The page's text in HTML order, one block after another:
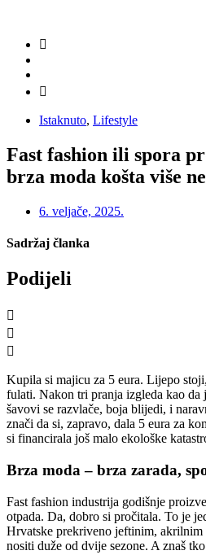
Istaknuto, Lifestyle
Fast fashion ili spora
brza moda košta više
6. veljače, 2025.
Sadržaj članka
Podijeli
Kupila si majicu za 5 eura. Lijepo
fulati. Nakon tri pranja izgleda kao da
šavovi se razvlače, boja blijedi, i
znači da si, zapravo, dala 5 eura za
si financirala još malo ekološke
Brza moda – brza zarada,
Fast fashion industrija godišnje
otpada. Da, dobro si pročitala. To je
Hrvatske prekriveno jeftinim, akrilnim
nositi duže od dvije sezone. A znaš